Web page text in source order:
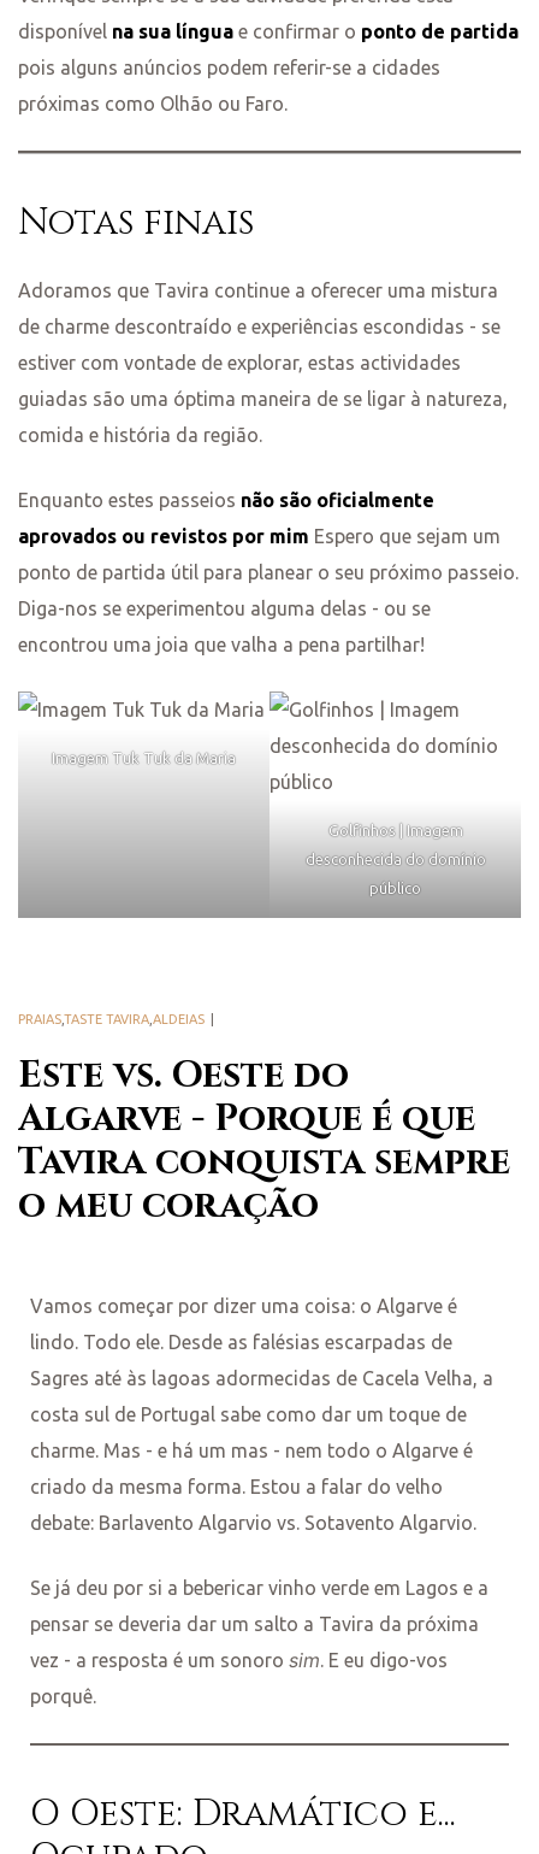
disponível na sua língua e confirmar o ponto de partida
pois alguns anúncios podem referir-se a cidades
próximas como Olhão ou Faro.
Notas finais
Adoramos que Tavira continue a oferecer uma mistura
de charme descontraído e experiências escondidas - se
estiver com vontade de explorar, estas actividades
guiadas são uma óptima maneira de se ligar à natureza,
comida e história da região.
Enquanto estes passeios não são oficialmente
aprovados ou revistos por mim Espero que sejam um
ponto de partida útil para planear o seu próximo passeio.
Diga-nos se experimentou alguma delas - ou se
encontrou uma joia que valha a pena partilhar!
Imagem Tuk Tuk da Maria
Golfinhos | Imagem
desconhecida do domínio
público
Este vs. Oeste do
Algarve - Porque é que
Tavira conquista sempre
o meu coração
PRAIASTASTE TAVIRA ALDEIAS
Vamos começar por dizer uma coisa: o Algarve é
lindo. Todo ele. Desde as falésias escarpadas de
Sagres até às lagoas adormecidas de Cacela Velha, a
costa sul de Portugal sabe como dar um toque de
charme. Mas - e há um mas - nem todo o Algarve é
criado da mesma forma. Estou a falar do velho
debate: Barlavento Algarvio vs. Sotavento Algarvio.
Se já deu por si a bebericar vinho verde em Lagos e a
pensar se deveria dar um salto a Tavira da próxima
vez - a resposta é um sonoro sim. E eu digo-vos
porquê.
O Oeste: Dramático e...